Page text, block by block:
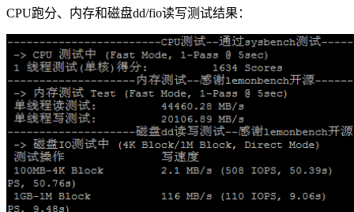
CPU跑分、内存和磁盘dd/fio读写测试结果：